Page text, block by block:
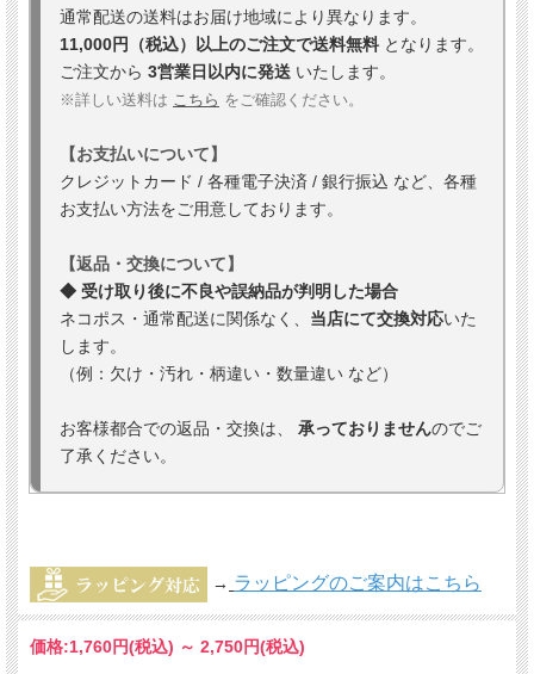
通常配送の送料はお届け地域により異なります。
11,000円（税込）以上のご注文で送料無料 となります。
ご注文から 3営業日以内に発送 いたします。
※詳しい送料は こちら をご確認ください。
【お支払いについて】
クレジットカード / 各種電子決済 / 銀行振込 など、各種
お支払い方法をご用意しております。
【返品・交換について】
◆ 受け取り後に不良や誤納品が判明した場合
ネコポス・通常配送に関係なく、 当店にて交換対応いた
します。
（例：欠け・汚れ・柄違い・数量違い など）
お客様都合での返品・交換は、 承っておりませんのでご
了承ください。
→ ラッピングのご案内はこちら
価格:1,760円(税込) ～ 2,750円(税込)